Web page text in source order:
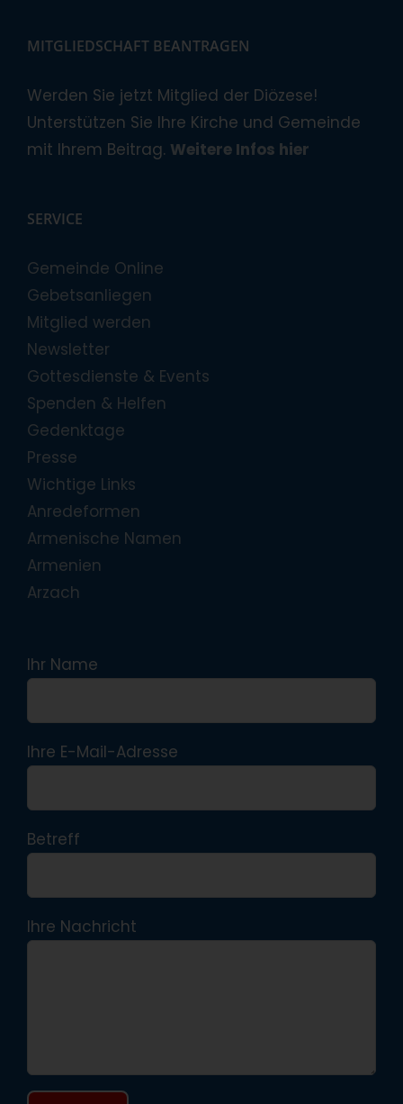
MITGLIEDSCHAFT BEANTRAGEN
Werden Sie jetzt Mitglied der Diözese!
Unterstützen Sie Ihre Kirche und Gemeinde
mit Ihrem Beitrag. Weitere Infos hier
SERVICE
Gemeinde Online
Gebetsanliegen
Mitglied werden
Newsletter
Gottesdienste & Events
Spenden & Helfen
Gedenktage
Presse
Wichtige Links
Anredeformen
Armenische Namen
Armenien
Arzach
Ihr Name
Ihre E-Mail-Adresse
Betreff
Ihre Nachricht